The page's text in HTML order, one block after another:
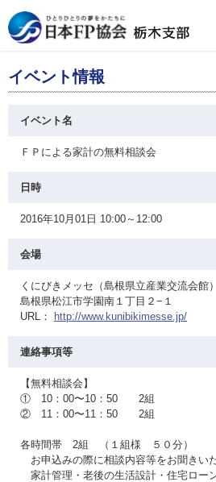
イベント情報
イベント名
ＦＰによる家計の無料相談会
日時
2016年10月01日 10:00～12:00
会場
くにびきメッセ（島根県立産業交流会館）
島根県松江市学園南１丁目２−１
URL：
http://www.kunibikimesse.jp/
連絡事項等
【無料相談会】
① 10：00〜10：50 2組
② 11：00〜11：50 2組
各時間帯 2組 （１組様 ５０分）
お申込みの際に相談内容等をお聞きい
家計管理・老後の生活設計・住宅ロー